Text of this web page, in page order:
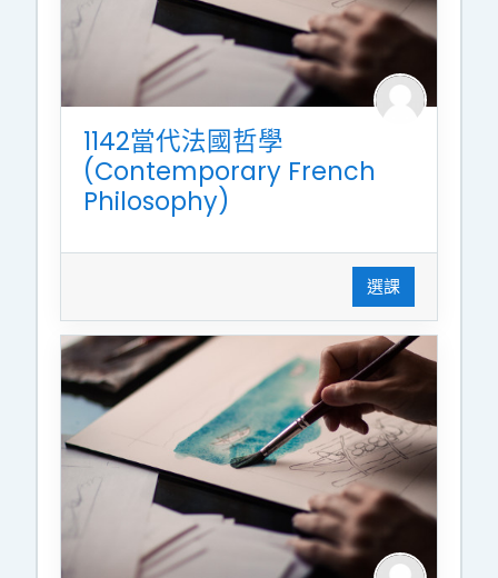
1142當代法國哲學
(Contemporary French
Philosophy)
選課